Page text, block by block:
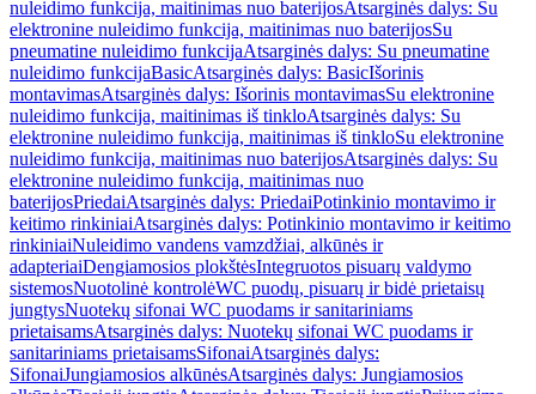
nuleidimo funkcija, maitinimas nuo baterijosAtsarginės dalys: Su
elektronine nuleidimo funkcija, maitinimas nuo baterijosSu
pneumatine nuleidimo funkcijaAtsarginės dalys: Su pneumatine
nuleidimo funkcijaBasicAtsarginės dalys: BasicIšorinis
montavimasAtsarginės dalys: Išorinis montavimasSu elektronine
nuleidimo funkcija, maitinimas iš tinkloAtsarginės dalys: Su
elektronine nuleidimo funkcija, maitinimas iš tinkloSu elektronine
nuleidimo funkcija, maitinimas nuo baterijosAtsarginės dalys: Su
elektronine nuleidimo funkcija, maitinimas nuo
baterijosPriedaiAtsarginės dalys: PriedaiPotinkinio montavimo ir
keitimo rinkiniaiAtsarginės dalys: Potinkinio montavimo ir keitimo
rinkiniaiNuleidimo vandens vamzdžiai, alkūnės ir
adapteriaiDengiamosios plokštėsIntegruotos pisuarų valdymo
sistemosNuotolinė kontrolėWC puodų, pisuarų ir bidė prietaisų
jungtysNuotekų sifonai WC puodams ir sanitariniams
prietaisamsAtsarginės dalys: Nuotekų sifonai WC puodams ir
sanitariniams prietaisamsSifonaiAtsarginės dalys:
SifonaiJungiamosios alkūnėsAtsarginės dalys: Jungiamosios